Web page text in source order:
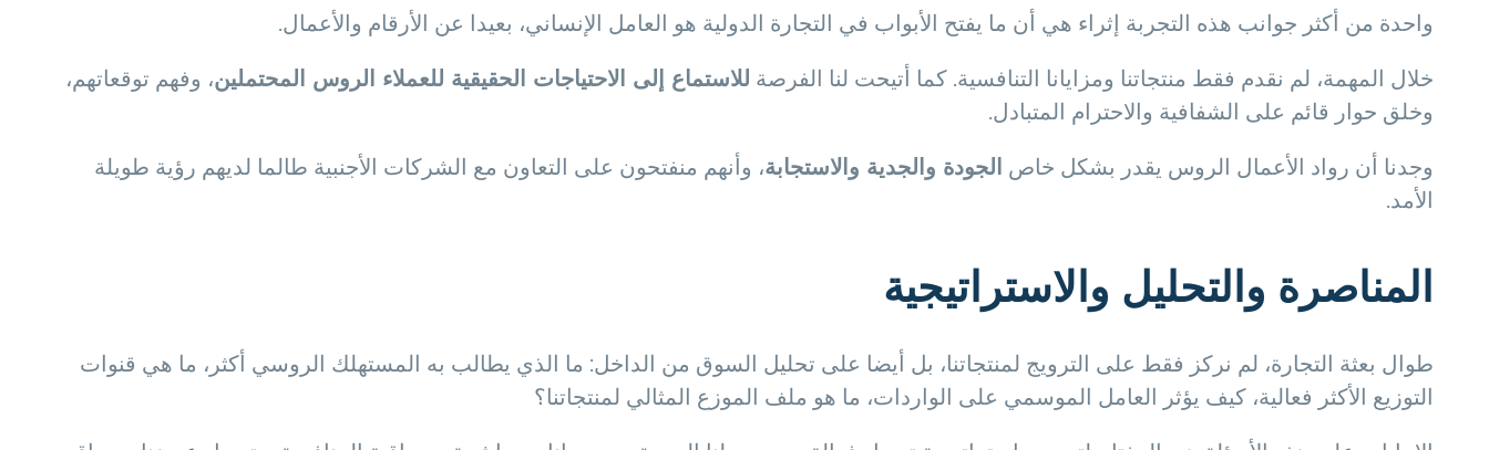
واحدة من أكثر جوانب هذه التجربة إثراء هي أن ما يفتح الأبواب في التجارة الدولية هو العامل الإنساني، بعيدا عن الأرقام والأعمال.
خلال المهمة، لم نقدم فقط منتجاتنا ومزايانا التنافسية. كما أتيحت لنا الفرصة للاستماع إلى الاحتياجات الحقيقية للعملاء الروس المحتملين، وفهم توقعاتهم،
وخلق حوار قائم على الشفافية والاحترام المتبادل.
وجدنا أن رواد الأعمال الروس يقدر بشكل خاص الجودة والجدية والاستجابة، وأنهم منفتحون على التعاون مع الشركات الأجنبية طالما لديهم رؤية طويلة
الأمد.
المناصرة والتحليل والاستراتيجية
طوال بعثة التجارة، لم نركز فقط على الترويج لمنتجاتنا، بل أيضا على تحليل السوق من الداخل: ما الذي يطالب به المستهلك الروسي أكثر، ما هي قنوات
التوزيع الأكثر فعالية، كيف يؤثر العامل الموسمي على الواردات، ما هو ملف الموزع المثالي لمنتجاتنا؟